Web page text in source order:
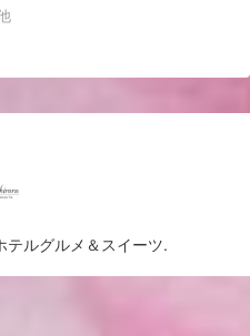
ルグルメ＆スイーツ.